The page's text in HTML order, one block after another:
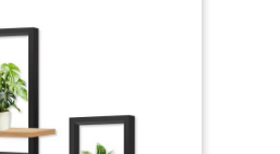
SIMPLE & GAIN DE
se fixe facilement et libère de
en mettant vos objets préférés
en valeur.